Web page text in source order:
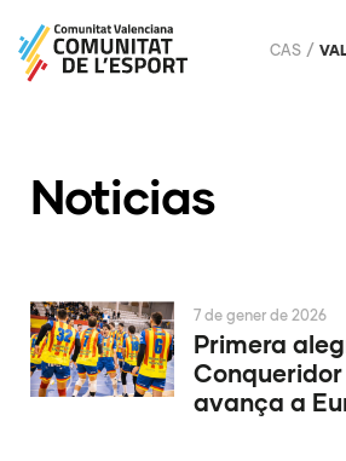
CAS
Noticias
Primera
avança a
7 de gener de 2026